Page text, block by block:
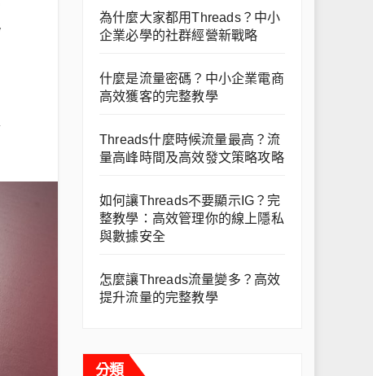
為什麼大家都用Threads？中小
企業必學的社群經營新戰略
什麼是流量密碼？中小企業電商
高效獲客的完整教學
Threads什麼時候流量最高？流
量高峰時間及高效發文策略攻略
如何讓Threads不要顯示IG？完
整教學：高效管理你的線上隱私
與數據安全
怎麼讓Threads流量變多？高效
提升流量的完整教學
分類